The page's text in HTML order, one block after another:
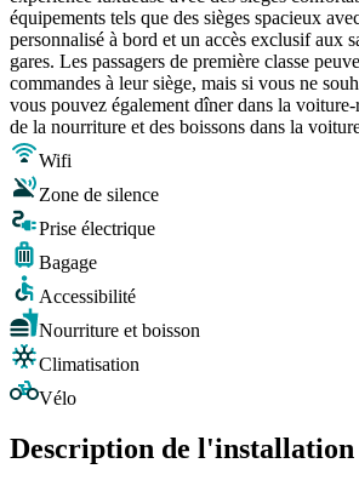
équipements tels que des sièges spacieux
personnalisé à bord et un accès exclusif aux
gares. Les passagers de première classe
commandes à leur siège, mais si vous ne
vous pouvez également dîner dans la voiture-
de la nourriture et des boissons dans la
Wifi
Zone de silence
Prise électrique
Bagage
Accessibilité
Nourriture et boisson
Climatisation
Vélo
Description de l'installation